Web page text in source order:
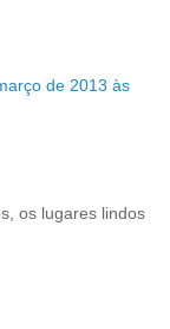
de 2013 às
os lugares lindos